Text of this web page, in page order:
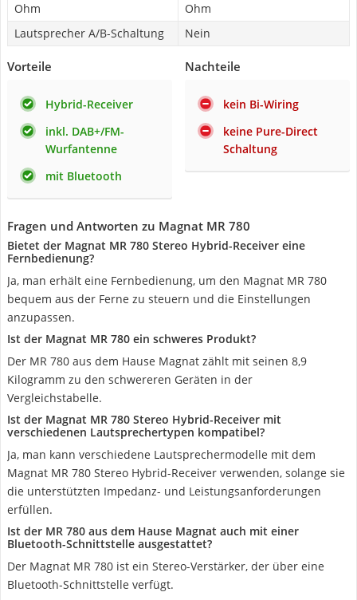
Ohm
Ohm
Lautsprecher A/B-Schaltung
Nein
Vorteile
Hybrid-Receiver
inkl. DAB+/FM-
Wurfantenne
mit Bluetooth
Nachteile
kein Bi-Wiring
keine Pure-Direct
Schaltung
Fragen und Antworten zu Magnat MR 780
Bietet der Magnat MR 780 Stereo Hybrid-Receiver eine
Fernbedienung?
Ja, man erhält eine Fernbedienung, um den Magnat MR 780
bequem aus der Ferne zu steuern und die Einstellungen
anzupassen.
Ist der Magnat MR 780 ein schweres Produkt?
Der MR 780 aus dem Hause Magnat zählt mit seinen 8,9
Kilogramm zu den schwereren Geräten in der
Vergleichstabelle.
Ist der Magnat MR 780 Stereo Hybrid-Receiver mit
verschiedenen Lautsprechertypen kompatibel?
Ja, man kann verschiedene Lautsprechermodelle mit dem
Magnat MR 780 Stereo Hybrid-Receiver verwenden, solange sie
die unterstützten Impedanz- und Leistungsanforderungen
erfüllen.
Ist der MR 780 aus dem Hause Magnat auch mit einer
Bluetooth-Schnittstelle ausgestattet?
Der Magnat MR 780 ist ein Stereo-Verstärker, der über eine
Bluetooth-Schnittstelle verfügt.